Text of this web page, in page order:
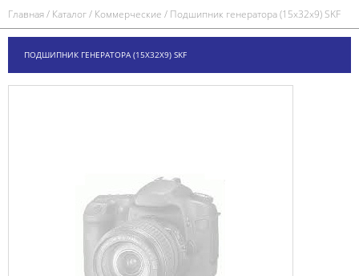
Главная/ Каталог/ Коммерческие / Подшипник генератора (15x32x9) SKF
ПОДШИПНИК ГЕНЕРАТОРА (15X32X9) SKF